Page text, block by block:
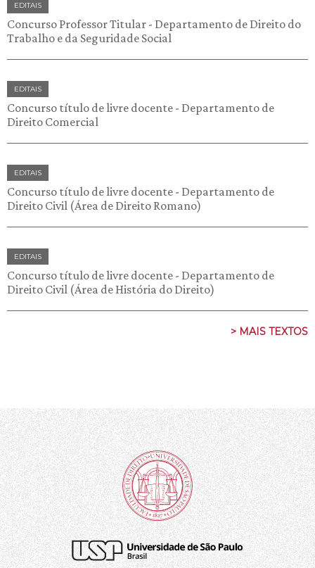
EDITAIS
Concurso Professor Titular - Departamento de Direito do
Trabalho e da Seguridade Social
EDITAIS
Concurso título de livre docente - Departamento de
Direito Comercial
EDITAIS
Concurso título de livre docente - Departamento de
Direito Civil (Área de Direito Romano)
EDITAIS
Concurso título de livre docente - Departamento de
Direito Civil (Área de História do Direito)
> MAIS TEXTOS